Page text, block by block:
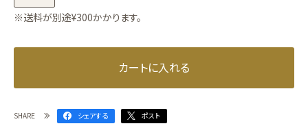
※送料が別途¥300かかります。
カートに入れる
SHARE シェアする ポスト